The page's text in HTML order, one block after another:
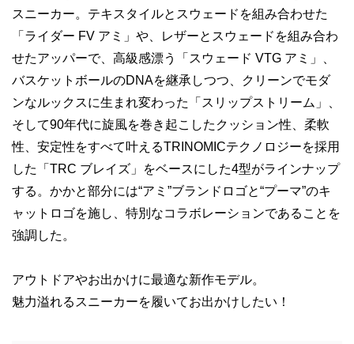
スニーカー。テキスタイルとスウェードを組み合わせた
「ライダー FV アミ」や、レザーとスウェードを組み合わ
せたアッパーで、高級感漂う「スウェード VTG アミ」、
バスケットボールのDNAを継承しつつ、クリーンでモダ
ンなルックスに生まれ変わった「スリップストリーム」、
そして90年代に旋風を巻き起こしたクッション性、柔軟
性、安定性をすべて叶えるTRINOMICテクノロジーを採用
した「TRC ブレイズ」をベースにした4型がラインナップ
する。かかと部分には“アミ”ブランドロゴと“プーマ”のキ
ャットロゴを施し、特別なコラボレーションであることを
強調した。
アウトドアやお出かけに最適な新作モデル。
魅力溢れるスニーカーを履いてお出かけしたい！